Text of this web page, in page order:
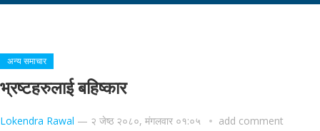
अन्य समाचार
भ्रष्टहरुलाई बहिष्कार
Lokendra Rawal — २ जेष्ठ २०८०, मंगलवार ०१:०५ add comment